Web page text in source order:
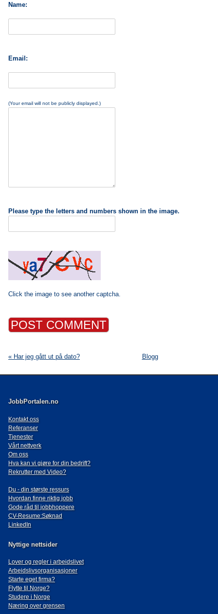
Name:
Email:
(Your email will not be publicly displayed.)
Please type the letters and numbers shown in the image.
Click the image to see another captcha.
« Har jeg gått ut på dato? Blogg
JobbPortalen.no
Kontakt oss
Referanser
Tjenester
Vårt nettverk
Om oss
Hva kan vi gjøre for din bedrift?
Rekrutter med Video?
Du - din største ressurs
Hvordan finne riktig jobb
Gode råd til jobbhoppere
CV-Resume:Søknad
LinkedIn
Nyttige nettsider
Lover og regler i arbeidslivet
Arbeidslivsorganisasjoner
Starte eget firma?
Flytte til Norge?
Studere i Norge
Næring over grensen